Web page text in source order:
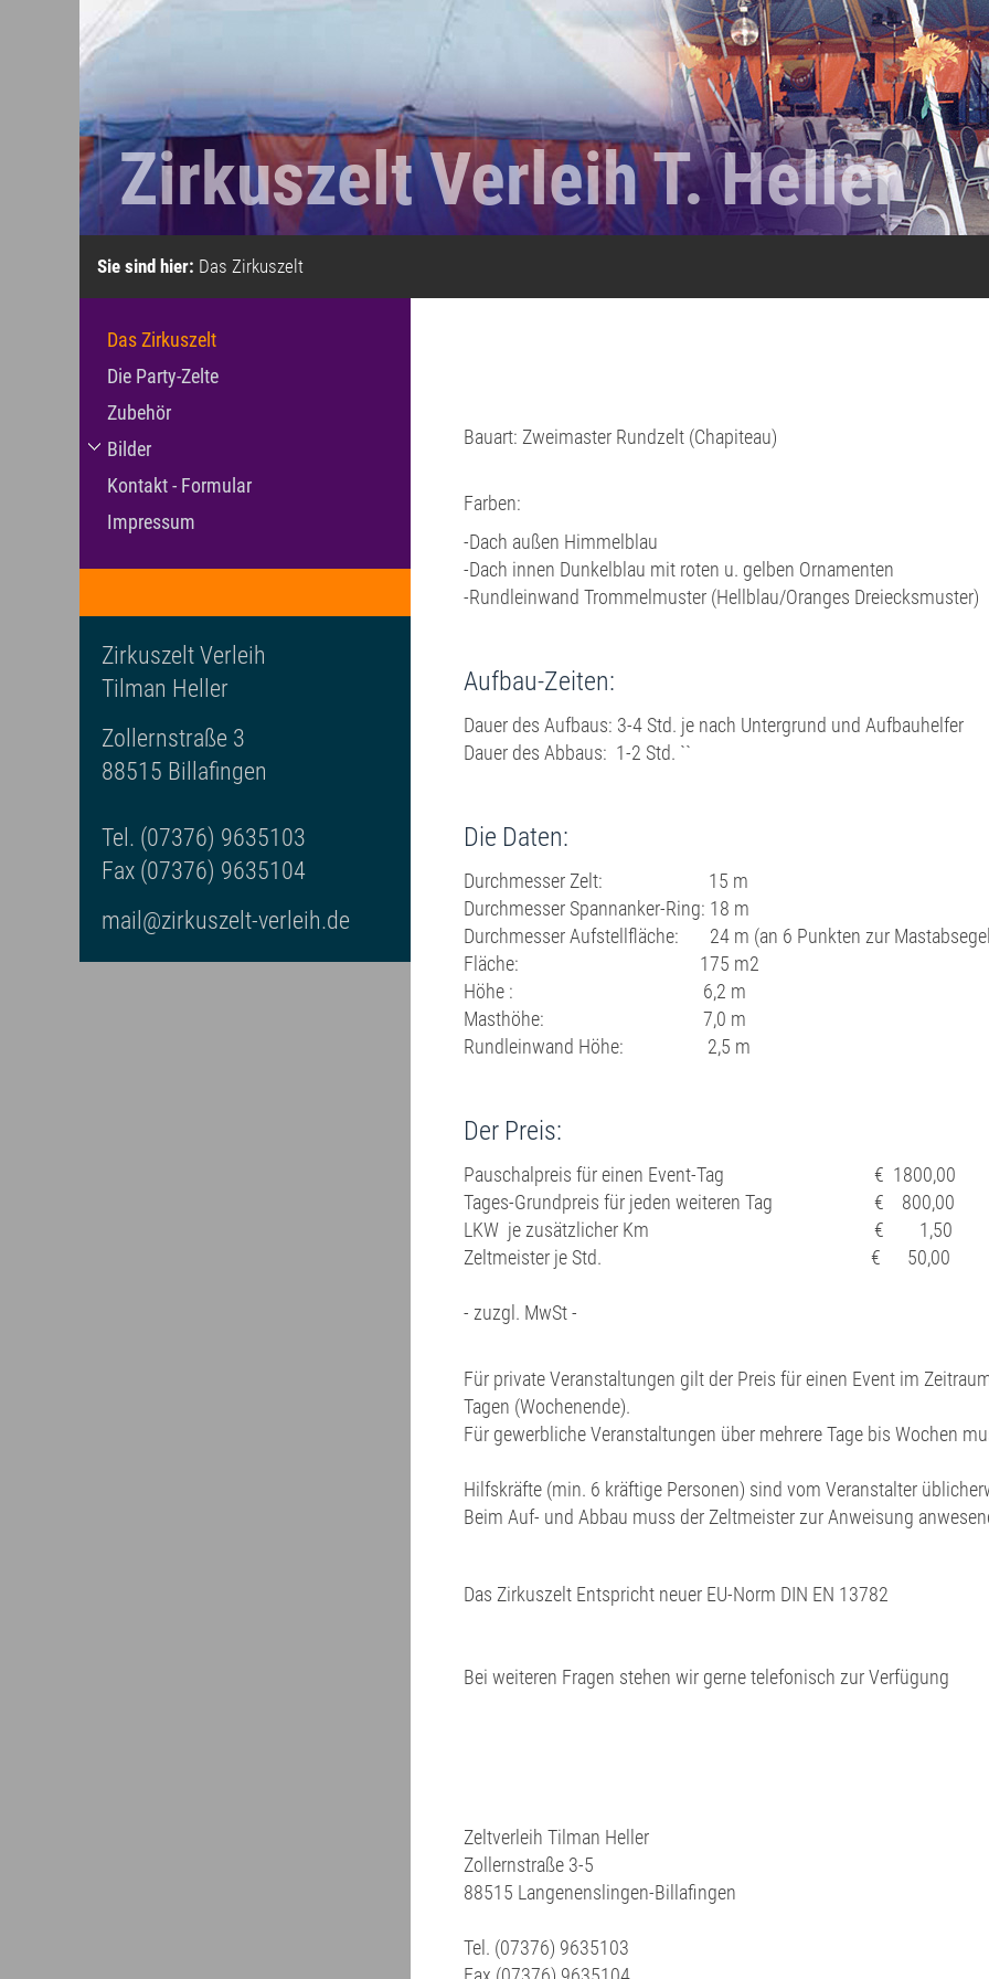
Zirkuszelt Verleih T. Heller
Sie sind hier: Das Zirkuszelt
Bauart: Zweimaster Rundzelt (Chapiteau)
Farben:
-Dach außen Himmelblau
-Dach innen Dunkelblau mit roten u. gelben Ornamenten
-Rundleinwand Trommelmuster (Hellblau/Oranges Dreiecksmuster)
Aufbau-Zeiten:
Dauer des Aufbaus: 3-4 Std. je nach Untergrund und Aufbauhelfer
Dauer des Abbaus: 1-2 Std. ``
Die Daten:
Durchmesser Zelt: 15 m
Durchmesser Spannanker-Ring: 18 m
Durchmesser Aufstellfläche: 24 m (an 6 Punkten zur
Fläche: 175 m2
Höhe : 6,2 m
Masthöhe: 7,0 m
Rundleinwand Höhe: 2,5 m
Der Preis:
Pauschalpreis für einen Event-Tag € 1800,00 im
Tages-Grundpreis für jeden weiteren Tag € 800,00
LKW je zusätzlicher Km € 1,50
Zeltmeister je Std. € 50,00
- zuzgl. MwSt -
Für private Veranstaltungen gilt der Preis für einen Event im
Tagen (Wochenende).
Für gewerbliche Veranstaltungen über mehrere Tage bis Wochen
Hilfskräfte (min. 6 kräftige Personen) sind vom Veranstalter
Beim Auf- und Abbau muss der Zeltmeister zur Anweisung
Das Zirkuszelt Entspricht neuer EU-Norm DIN EN 13782
Bei weiteren Fragen stehen wir gerne telefonisch zur Verfügung
Zeltverleih Tilman Heller
Zollernstraße 3-5
88515 Langenenslingen-Billafingen
Tel. (07376) 9635103
Das Zirkuszelt
Die Party-Zelte
Zubehör
Bilder
Kontakt - Formular
Impressum
Zirkuszelt Verleih
Tilman Heller
Zollernstraße 3
88515 Billafingen
Tel. (07376) 9635103
Fax (07376) 9635104
mail@zirkuszelt-verleih.de